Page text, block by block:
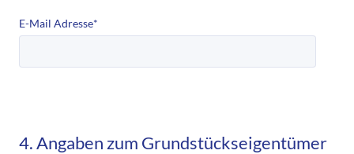
E-Mail Adresse*
4. Angaben zum Grundstückseigentümer